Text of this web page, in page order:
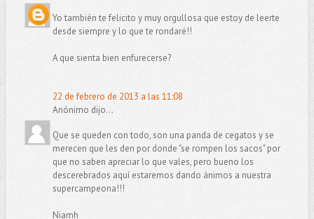
Yo también te felicito y muy orgullosa que estoy de leerte
desde siempre y lo que te rondaré!!
A que sienta bien enfurecerse?
22 de febrero de 2013 a las 11:08
Anónimo dijo...
Que se queden con todo, son una panda de cegatos y se
merecen que les den por donde "se rompen los sacos" por
que no saben apreciar lo que vales, pero bueno los
descerebrados aquí estaremos dando ánimos a nuestra
supercampeona!!!
Niamh